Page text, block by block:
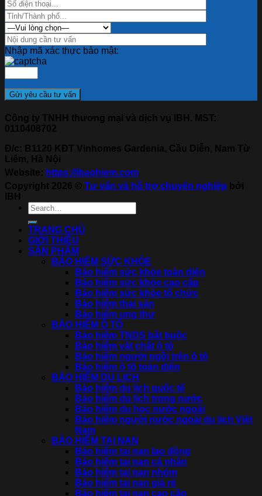
Nhập mã xác thực bảo mật:
Công ty TNHH thương mại và dịch vụ IBH. MST:
0110408702
Đ/c: B1120 KĐT Vinhomes Gardenia, Cầu Diễn, Nam Từ
Liêm, Hà Nội
Website: https://ibaohiem.com
Copyright 2026 © Tư vấn và hỗ trợ chuyên nghiệp bởi
IBH
TRANG CHỦ
GIỚI THIỆU
SẢN PHẨM
BẢO HIỂM SỨC KHỎE
Bảo hiểm sức khỏe toàn diện
Bảo hiểm sức khỏe cao cấp
Bảo hiểm sức khỏe tổ chức
Bảo hiểm thai sản
Bảo hiểm ung thư
BẢO HIỂM Ô TÔ
Bảo hiểm TNDS bắt buộc
Bảo hiểm vật chất ô tô
Bảo hiểm người ngồi trên ô tô
Bảo hiểm ô tô toàn diện
BẢO HIỂM DU LỊCH
Bảo hiểm du lịch quốc tế
Bảo hiểm du lịch trong nước
Bảo hiểm du học nước ngoài
Bảo hiểm người nước ngoài du lịch Việt
Nam
BẢO HIỂM TAI NẠN
Bảo hiểm tai nạn lao động
Bảo hiểm tai nạn cá nhân
Bảo hiểm tai nạn nhóm
Bảo hiểm tai nạn giá rẻ
Bảo hiểm tai nạn cao cấp